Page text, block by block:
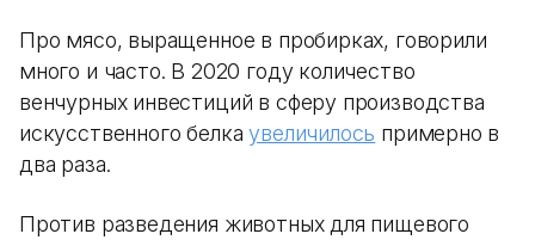
Про мясо, выращенное в пробирках, говорили
много и часто. В 2020 году количество
венчурных инвестиций в сферу производства
искусственного белкаувеличилось примерно в
два раза.
Против разведения животных для пищевого